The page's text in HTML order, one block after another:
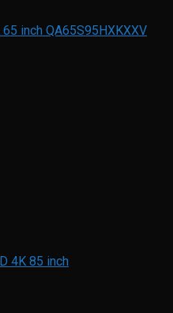
inch QA65S95HXKXXV
4K 85 inch